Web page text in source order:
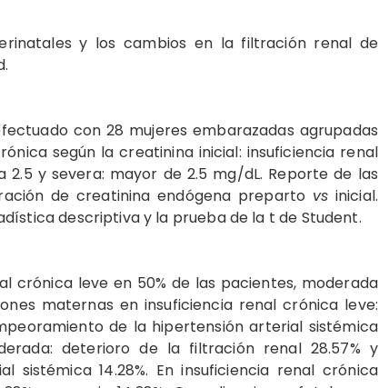
y los cambios en la filtración renal de
con 28 mujeres embarazadas agrupadas
según la creatinina inicial: insuficiencia renal
2.5 y severa: mayor de 2.5 mg/dL. Reporte de las
de creatinina endógena preparto vs inicial.
descriptiva y la prueba de la t de Student.
crónica leve en 50% de las pacientes, moderada
maternas en insuficiencia renal crónica leve:
de la hipertensión arterial sistémica
deterioro de la filtración renal 28.57% y
14.28%. En insuficiencia renal crónica